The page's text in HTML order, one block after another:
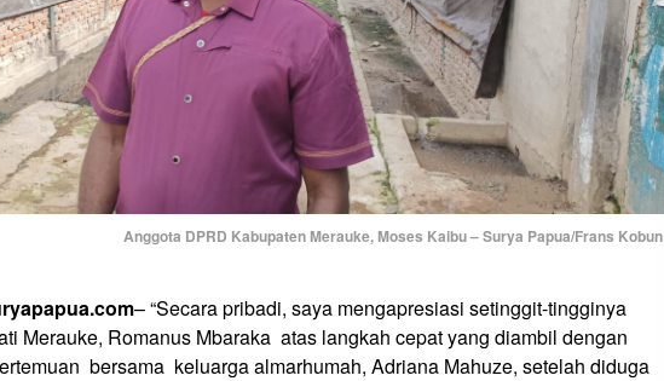
a
h
P
Anggota DPRD Kabupaten Merauke, Moses Kaibu – Surya Papua/Frans Kobun
– “Secara pribadi, saya mengapresiasi setinggit-tingginya
Merauke, Romanus Mbaraka atas langkah cepat yang diambil dengan
bersama keluarga almarhumah, Adriana Mahuze, setelah diduga